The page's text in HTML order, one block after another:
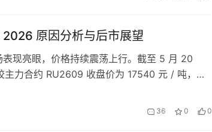
原因分析与后市展望
现亮眼，价格持续震荡上行。截至 5 月 20
主力合约 RU2609 收盘价为 17540 元 / 吨，较
现分化的背景下，橡胶期货能够走出独立的强势
36 0 0